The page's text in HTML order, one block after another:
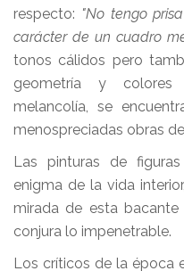
respecto: "No tengo
carácter de un cuadro
tonos cálidos pero
geometría y colores
melancolía, se
menospreciadas obras
Las pinturas de
enigma de la vida
mirada de esta
conjura lo impenetrable.
Los críticos de la época